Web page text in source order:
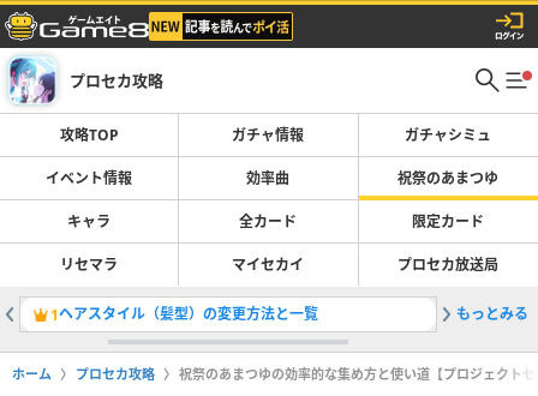
プロセカ攻略
攻略TOP ガチャ情報 ガチャシミュ
イベント情報 効率曲 祝祭のあまつゆ
キャラ 全カード 限定カード
リセマラ マイセカイ プロセカ放送局
1ヘアスタイル（髪型）の変更方法と一覧 2東雲彰
もっとみる
ホーム プロセカ攻略 祝祭のあまつゆの効率的な集め方と使い道【プロジェクト